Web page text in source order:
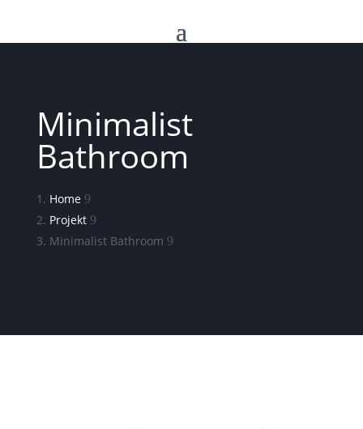
Minimalist
Bathroom
Home
Projekt
Minimalist Bathroom